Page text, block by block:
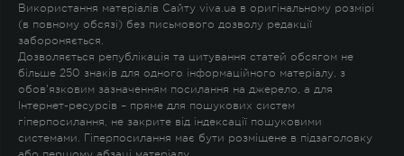
Використання матеріалів Сайту viva.ua в оригінальному розмірі
(в повному обсязі) без письмового дозволу редакції
забороняється.
Дозволяється републікація та цитування статей обсягом не
більше 250 знаків для одного інформаційного матеріалу, з
обов'язковим зазначенням посилання на джерело, а для
Інтернет-ресурсів – пряме для пошукових систем
гіперпосилання, не закрите від індексації пошуковими
системами. Гіперпосилання має бути розміщене в підзаголовку